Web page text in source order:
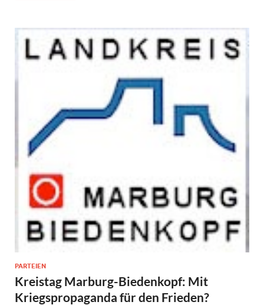
PARTEIEN
Kreistag Marburg-Biedenkopf: Mit
Kriegspropaganda für den Frieden?